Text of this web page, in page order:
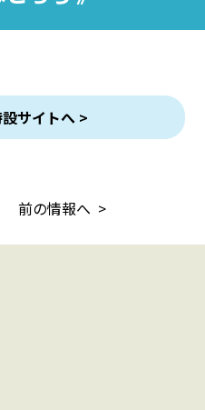
サイトへ >
前の情報へ >